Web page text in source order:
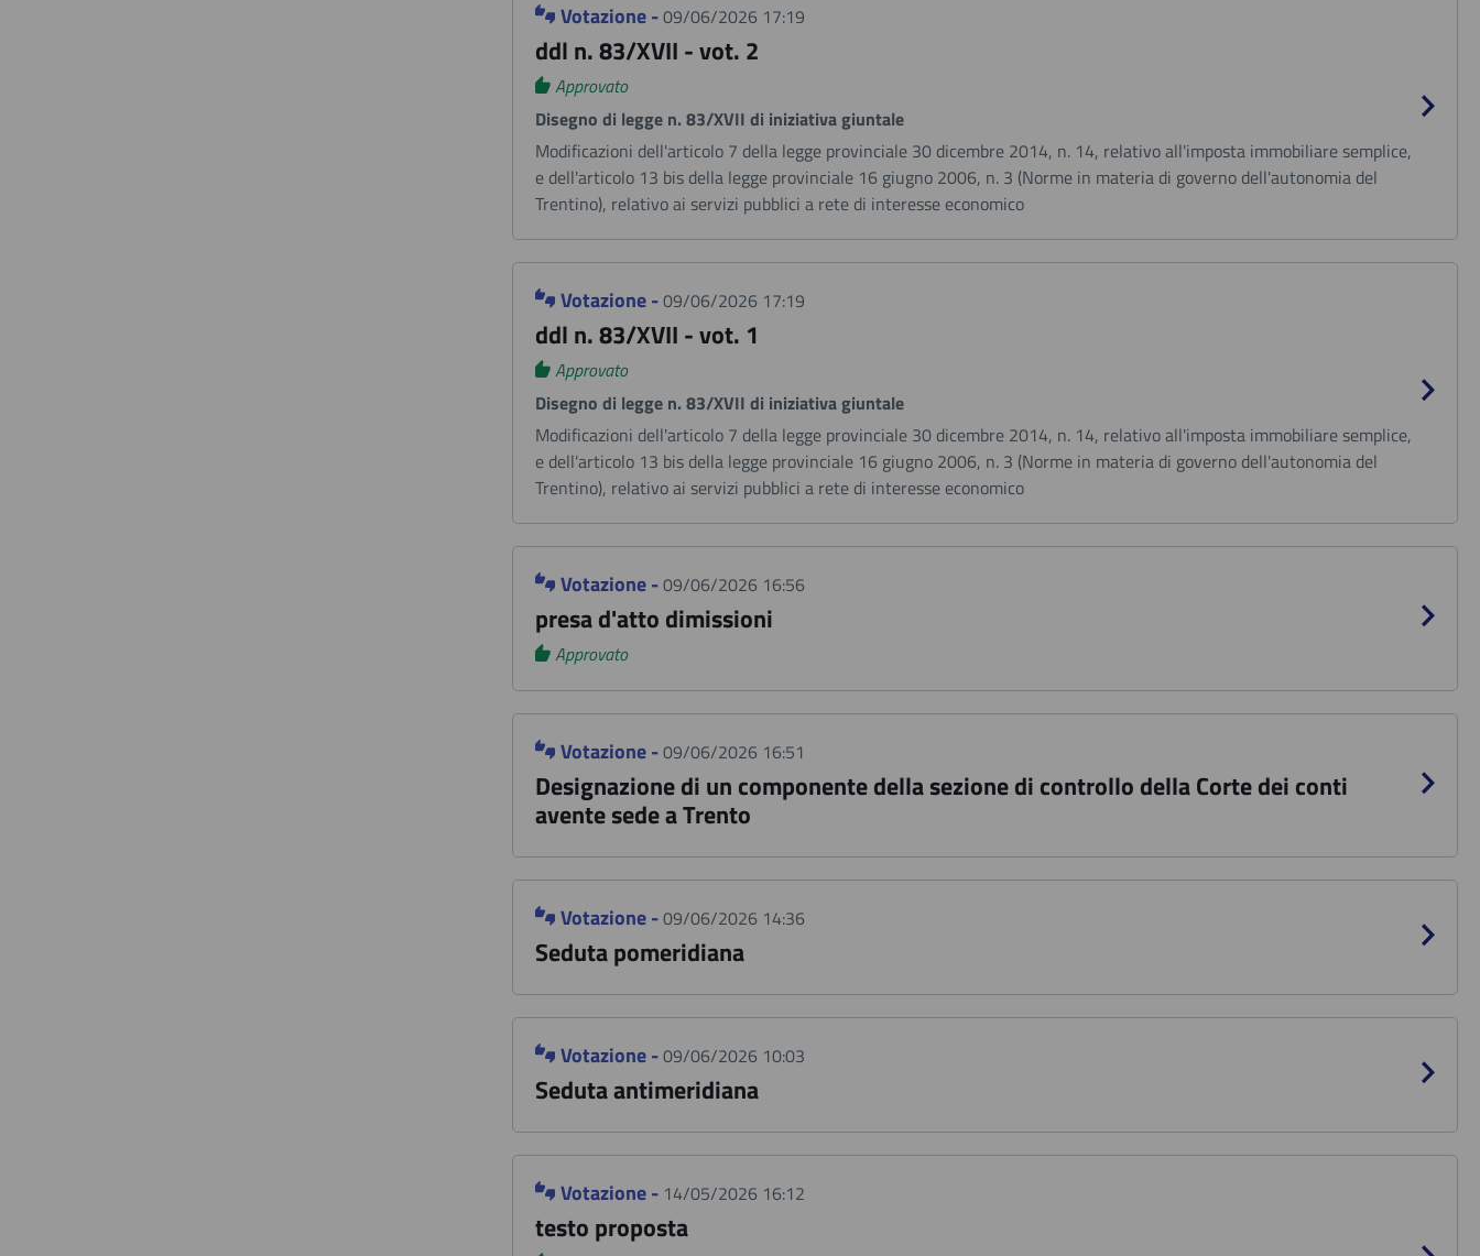
Votazione -09/06/2026 17:19
ddl n. 83/XVII - vot. 2
Approvato
Disegno di legge n. 83/XVII di iniziativa giuntale
Modificazioni dell'articolo 7 della legge provinciale 30 dicembre 2014, n. 14, relativo all'imposta immobiliare semplice,
e dell'articolo 13 bis della legge provinciale 16 giugno 2006, n. 3 (Norme in materia di governo dell'autonomia del
Trentino), relativo ai servizi pubblici a rete di interesse economico
Votazione -09/06/2026 17:19
ddl n. 83/XVII - vot. 1
Approvato
Disegno di legge n. 83/XVII di iniziativa giuntale
Modificazioni dell'articolo 7 della legge provinciale 30 dicembre 2014, n. 14, relativo all'imposta immobiliare semplice,
e dell'articolo 13 bis della legge provinciale 16 giugno 2006, n. 3 (Norme in materia di governo dell'autonomia del
Trentino), relativo ai servizi pubblici a rete di interesse economico
Votazione -09/06/2026 16:56
presa d'atto dimissioni
Approvato
Votazione -09/06/2026 16:51
Designazione di un componente della sezione di controllo della Corte dei conti
avente sede a Trento
Votazione -09/06/2026 14:36
Seduta pomeridiana
Votazione -09/06/2026 10:03
Seduta antimeridiana
Votazione - 14/05/2026 16:12
testo proposta